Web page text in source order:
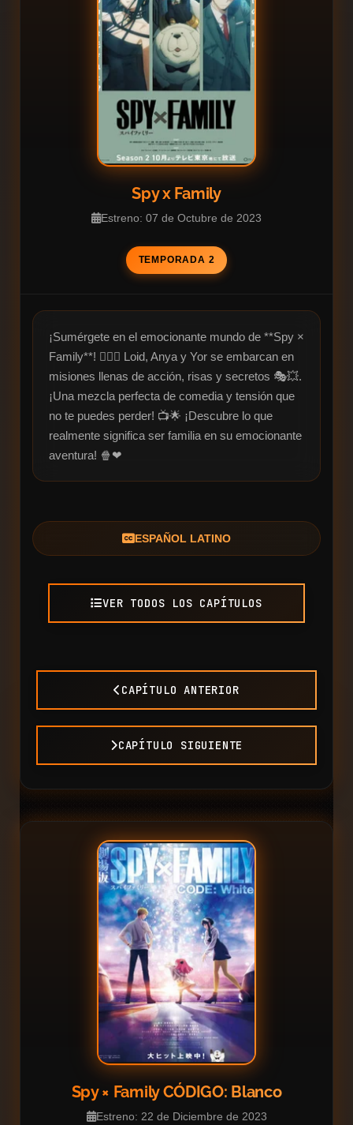
Spy x Family
Estreno: 07 de Octubre de 2023
TEMPORADA 2
¡Sumérgete en el emocionante mundo de **Spy ×
Family**! 🕵️‍♂️💖 Loid, Anya y Yor se embarcan en
misiones llenas de acción, risas y secretos 🎭💥.
¡Una mezcla perfecta de comedia y tensión que
no te puedes perder! 📺🌟 ¡Descubre lo que
realmente significa ser familia en su emocionante
aventura! 🍿❤
ESPAÑOL LATINO
VER TODOS LOS CAPÍTULOS
CAPÍTULO ANTERIOR
CAPÍTULO SIGUIENTE
Spy × Family CÓDIGO: Blanco
Estreno: 22 de Diciembre de 2023